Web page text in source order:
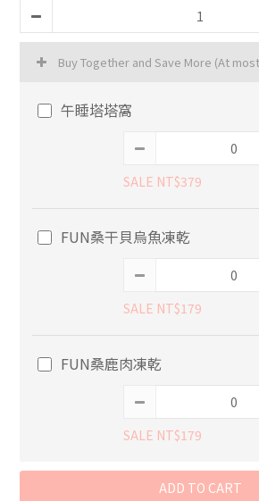
Buy Together and Save More (At
午睡塔塔窩
SALE NT$379
FUN桑干貝烏魚凍乾
SALE NT$179
FUN桑鹿肉凍乾
SALE NT$179
ADD TO CART